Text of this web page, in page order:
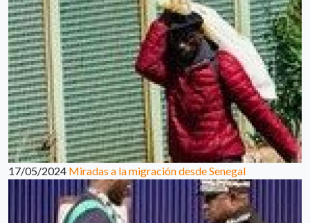
17/05/2024 Miradas a la migración desde Senegal